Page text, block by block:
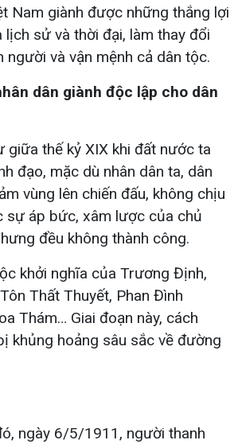
Nam giành được những thắng lợi
lịch sử và thời đại, làm thay đổi
người và vận mệnh cả dân tộc.
dân giành độc lập cho dân
giữa thế kỷ XIX khi đất nước ta
đạo, mặc dù nhân dân ta, dân
vùng lên chiến đấu, không chịu
sự áp bức, xâm lược của chủ
đều không thành công.
khởi nghĩa của Trương Định,
Thất Thuyết, Phan Đình
Thám… Giai đoạn này, cách
khủng hoảng sâu sắc về đường
ngày 6/5/1911, người thanh